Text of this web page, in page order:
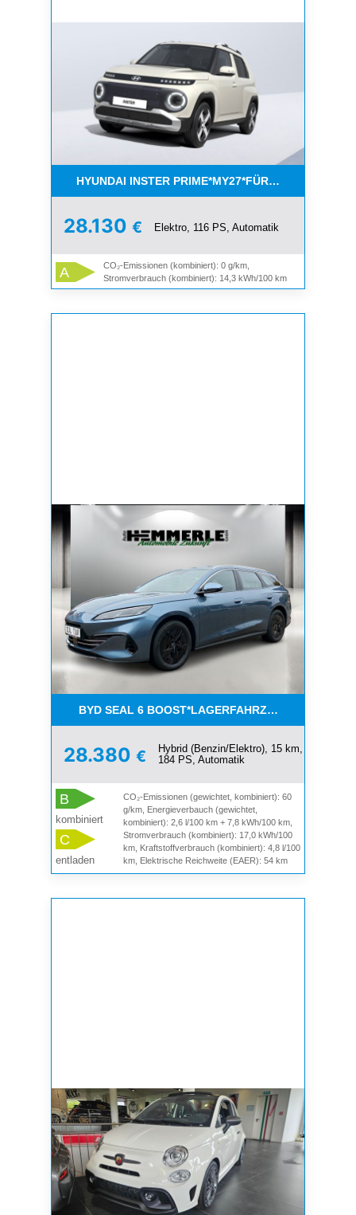
HYUNDAI INSTER PRIME*MY27*FÜR ÖFFENT.
28.130 € Elektro, 116 PS, Automatik
A
CO₂-Emissionen (kombiniert): 0 g/km,
Stromverbrauch (kombiniert): 14,3 kWh/100 km
BYD SEAL 6
28.380 €
Hybrid (Benzin/Elektro), 15 km,
184 PS, Automatik
B
kombiniert
C
entladen
CO₂-Emissionen (gewichtet, kombiniert): 60
g/km, Energieverbauch (gewichtet,
kombiniert): 2,6 l/100 km + 7,8 kWh/100 km,
Stromverbrauch (kombiniert): 17,0 kWh/100
km, Kraftstoffverbrauch (kombiniert): 4,8 l/100
km, Elektrische Reichweite (EAER): 54 km